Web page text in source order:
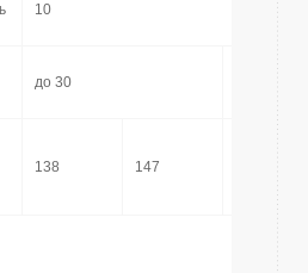
10
до 30
138 147